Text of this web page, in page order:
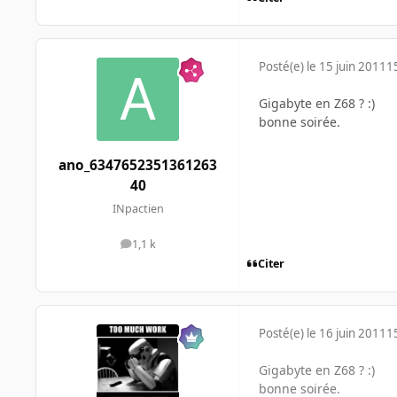
ano_6347652351361263
40
INpactien
1,1 k
messages
Posté(e) le 15 juin 2011
Gigabyte en Z68 ? :)
bonne soirée.
Citer
Posté(e) le 16 juin 2011
Gigabyte en Z68 ? :)
bonne soirée.